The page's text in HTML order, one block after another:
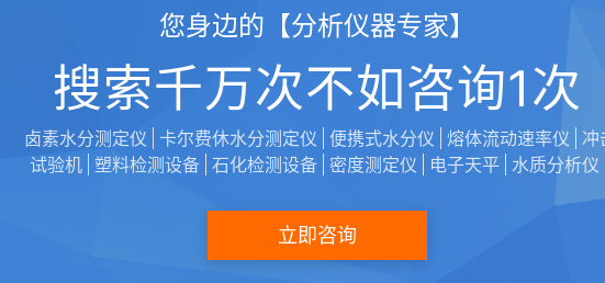
您身边的【分析仪器专家】
搜索千万次不如咨询1次
卤素水分测定仪 卡尔费休水分测定仪 便携式水分仪 熔体流动速率仪 冲
试验机 塑料检测设备 石化检测设备 密度测定仪 电子天平 水质分析仪
立即咨询